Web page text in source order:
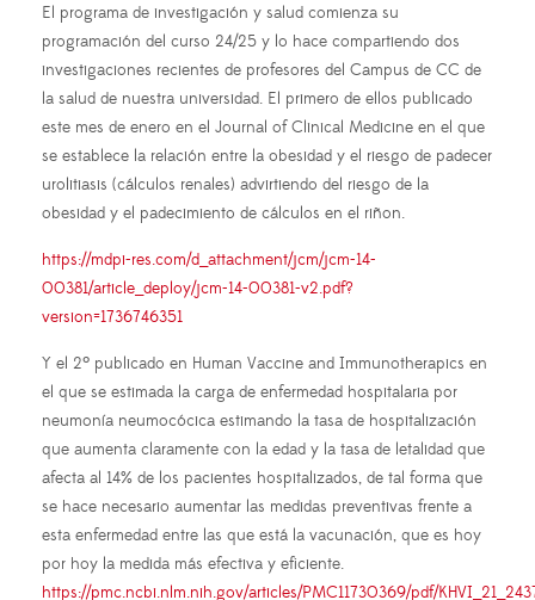
El programa de investigación y salud comienza su
programación del curso 24/25 y lo hace compartiendo dos
investigaciones recientes de profesores del Campus de CC de
la salud de nuestra universidad. El primero de ellos publicado
este mes de enero en el Journal of Clinical Medicine en el que
se establece la relación entre la obesidad y el riesgo de padecer
urolitiasis (cálculos renales) advirtiendo del riesgo de la
obesidad y el padecimiento de cálculos en el riñon.
https://mdpi-res.com/d_attachment/jcm/jcm-14-
00381/article_deploy/jcm-14-00381-v2.pdf?
version=1736746351
Y el 2º publicado en Human Vaccine and Immunotherapics en
el que se estimada la carga de enfermedad hospitalaria por
neumonía neumocócica estimando la tasa de hospitalización
que aumenta claramente con la edad y la tasa de letalidad que
afecta al 14% de los pacientes hospitalizados, de tal forma que
se hace necesario aumentar las medidas preventivas frente a
esta enfermedad entre las que está la vacunación, que es hoy
por hoy la medida más efectiva y eficiente.
https://pmc.ncbi.nlm.nih.gov/articles/PMC11730369/pdf/